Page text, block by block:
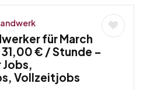
für March
€ / Stunde –
Jobs,
Vollzeitjobs